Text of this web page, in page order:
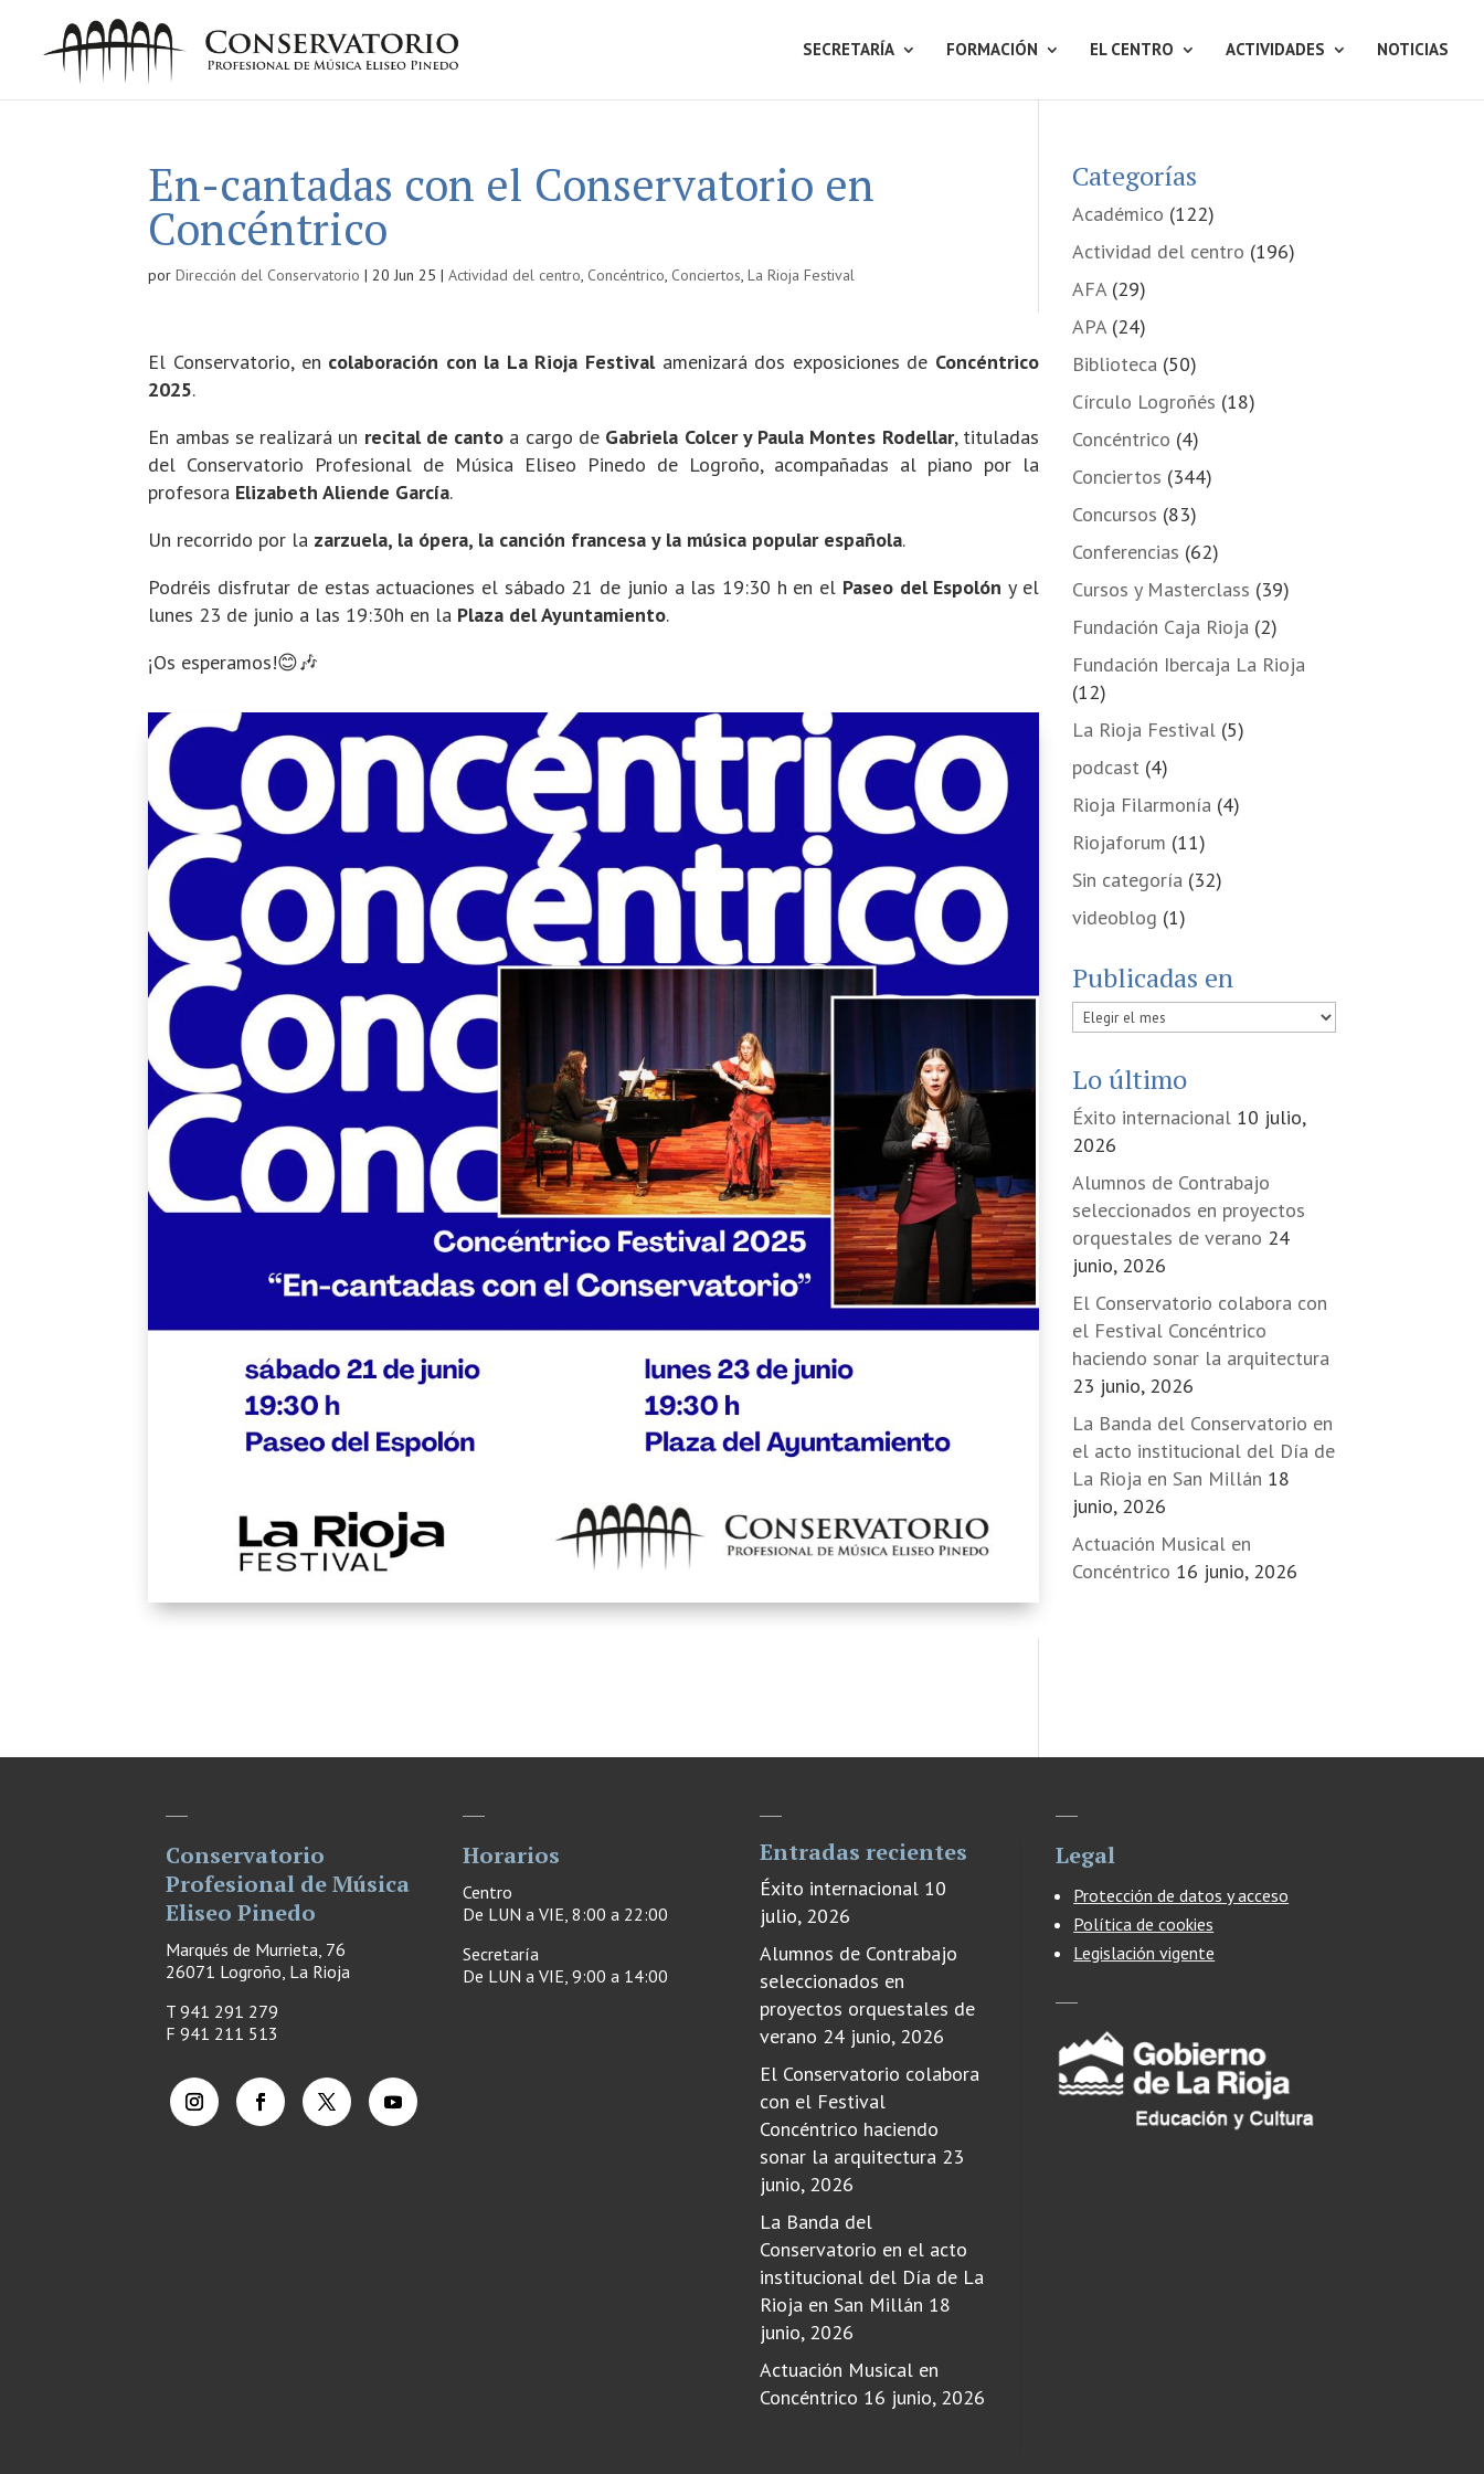
SECRETARÍA FORMACIÓN EL CENTRO ACTIVIDADES NOTICIAS
En-cantadas con el Conservatorio en
Concéntrico
porDirección del Conservatorio |20 Jun 25 |Actividad del centro, Concéntrico, Conciertos,La Rioja Festival
El Conservatorio, en colaboración con la La Rioja Festivalamenizará dos exposiciones de Concéntrico
2025.
En ambas se realizará un recital de canto a cargo de Gabriela Colcer y Paula Montes Rodellar, tituladas
del Conservatorio Profesional de Música Eliseo Pinedo de Logroño, acompañadas al piano por la
profesora Elizabeth Aliende García.
Un recorrido por la zarzuela, la ópera, la canción francesa y la música popular española.
Podréis disfrutar de estas actuaciones el sábado 21 de junio a las 19:30 h en el Paseo del Espolón y el
lunes 23 de junio a las 19:30h en la Plaza del Ayuntamiento.
¡Os esperamos!😊🎶
Categorías
Académico (122)
Actividad del centro (196)
AFA(29)
APA(24)
Biblioteca (50)
Círculo Logroñés (18)
Concéntrico (4)
Conciertos (344)
Concursos (83)
Conferencias (62)
Cursos y Masterclass (39)
Fundación Caja Rioja (2)
Fundación Ibercaja La Rioja
(12)
La Rioja Festival(5)
podcast(4)
Rioja Filarmonía (4)
Riojaforum (11)
Sin categoría (32)
videoblog (1)
Publicadas en
Publicadas
Lo último
Éxito internacional 10 julio,
2026
Alumnos de Contrabajo
seleccionados en proyectos
orquestales de verano 24
junio, 2026
El Conservatorio colabora con
el Festival Concéntrico
haciendo sonar la arquitectura
23 junio, 2026
La Banda del Conservatorio en
el acto institucional del Día de
La Rioja en San Millán 18
junio, 2026
Actuación Musical en
Concéntrico 16 junio, 2026
Conservatorio
Profesional de Música
Eliseo Pinedo
Marqués de Murrieta, 76
26071 Logroño, La Rioja
T 941 291 279
F941 211 513
Horarios
Centro
De LUN a VIE, 8:00 a 22:00
Secretaría
De LUN a VIE, 9:00 a 14:00
Entradas recientes
Éxito internacional 10
julio, 2026
Alumnos de Contrabajo
seleccionados en
proyectos orquestales de
verano 24 junio, 2026
El Conservatorio colabora
con el Festival
Concéntrico haciendo
sonar la arquitectura 23
junio, 2026
La Banda del
Conservatorio en el acto
institucional del Día de La
Rioja en San Millán 18
junio, 2026
Actuación Musical en
Concéntrico 16 junio, 2026
Legal
Protección de datos y acceso
Política de cookies
Legislación vigente